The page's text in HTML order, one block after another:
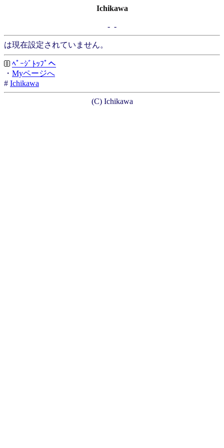
Ichikawa
- -
は現在設定されていません。
ﾍﾟｰｼﾞﾄｯﾌﾟへ
・ Myページへ
# Ichikawa
(C) Ichikawa